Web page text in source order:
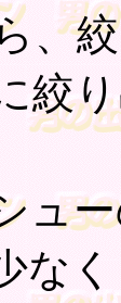
、
絞
ュ
な